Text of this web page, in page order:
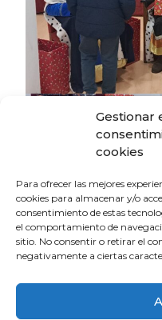
Gestionar
cookies
Para ofrecer las mejores
cookies para almacenar y/o
consentimiento de estas
el comportamiento de
sitio. No consentir o retirar el
negativamente a ciertas